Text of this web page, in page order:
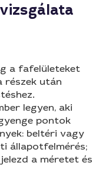
a fafelületeket
részek után
legyen, aki
pontok
beltéri vagy
állapotfelmérés;
a méretet és